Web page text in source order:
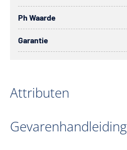
Ph Waarde
Garantie
Attributen
Gevarenhandleiding